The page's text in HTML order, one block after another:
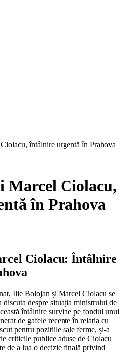
întâlnire urgentă în Prahova
Marcel Ciolacu,
în Prahova
Ciolacu: Întâlnire
Ilie Bolojan și Marcel Ciolacu se
discuta despre situația ministrului de
întâlnire survine pe fondul unui
de gafele recente în relația cu
pentru pozițiile sale ferme, și-a
criticile publice aduse de Ciolacu
de a lua o decizie finală privind